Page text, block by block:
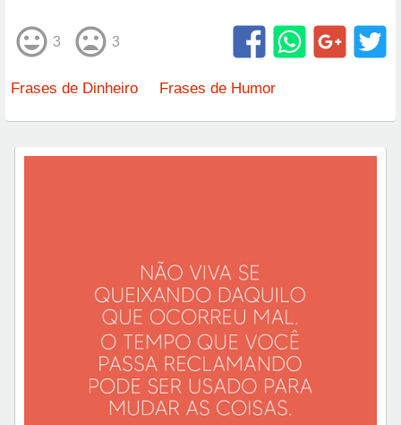
3 3
Frases de Dinheiro Frases de Humor